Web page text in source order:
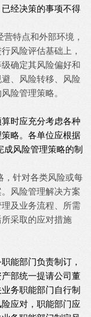
经决策的事项不得
特点和外部环境，
风险评估基础上，
确定其风险偏好和
、风险转移、风险
险管理策略。
时应充分考虑各种
略。 各单位应根据
风险管理策略的制
，针对各类风险或每
风险管理解决方案
及业务流程、所需
采取的应对措施
能部门负责制订，
部统一提请公司董
务职能部门自行制
应对，职能部门应